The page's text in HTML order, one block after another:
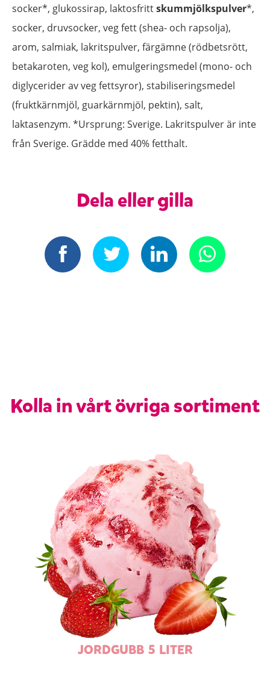
socker*, glukossirap, laktosfrittskummjölkspulver*,
socker, druvsocker, veg fett (shea- och rapsolja),
arom, salmiak, lakritspulver, färgämne (rödbetsrött,
betakaroten, veg kol), emulgeringsmedel (mono- och
diglycerider av veg fettsyror), stabiliseringsmedel
(fruktkärnmjöl, guarkärnmjöl, pektin), salt,
laktasenzym. *Ursprung: Sverige. Lakritspulver är inte
från Sverige. Grädde med 40% fetthalt.
Dela eller gilla
Kolla in vårt övriga sortiment
JORDGUBB 5 LITER